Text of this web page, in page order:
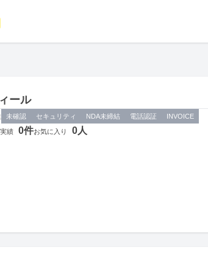
ール
未確認 セキュリティ NDA未締結 電話認証 INVOICE
績 0件お気に入り 0人